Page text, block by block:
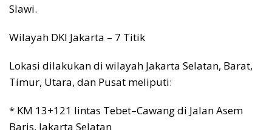
Slawi.
Wilayah DKI Jakarta – 7 Titik
Lokasi dilakukan di wilayah Jakarta Selatan, Barat,
Timur, Utara, dan Pusat meliputi:
* KM 13+121 lintas Tebet–Cawang di Jalan Asem
Baris, Jakarta Selatan